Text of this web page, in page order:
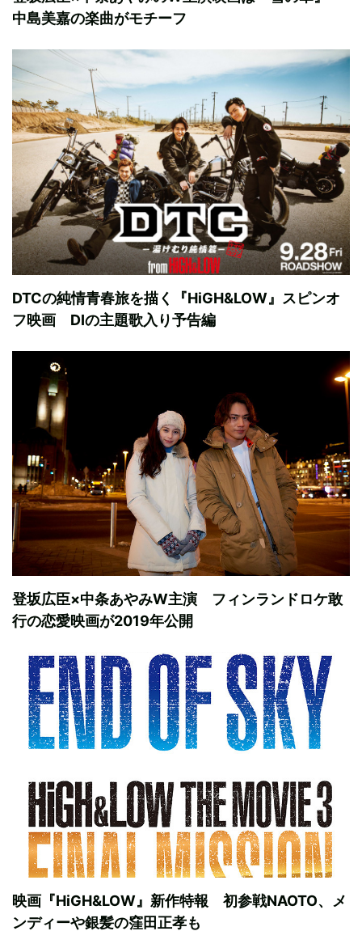
中島美嘉の楽曲がモチーフ
DTCの純情青春旅を描く『HiGH&LOW』スピンオ
フ映画 DIの主題歌入り予告編
登坂広臣×中条あやみW主演 フィンランドロケ敢
行の恋愛映画が2019年公開
映画『HiGH&LOW』新作特報 初参戦NAOTO、メ
ンディーや銀髪の窪田正孝も